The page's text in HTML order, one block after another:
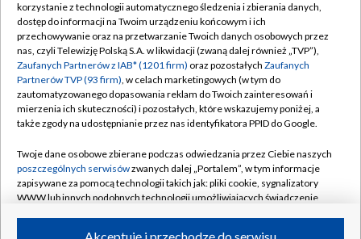
TVP
Abonament TVP
Emisja w TVP
Centrum informacji TVP
Naziemna Telewizja Cyfrowa
Rada Programowa
System NOS
Informacje o nadawcy
Regulamin TVP
Polityka prywatności
Moje zgody
Pomoc
Kontakt
Kanały
korzystanie z technologii automatycznego śledzenia i zbierania danych,
dostęp do informacji na Twoim urządzeniu końcowym i ich
przechowywanie oraz na przetwarzanie Twoich danych osobowych przez
nas, czyli Telewizję Polską S.A. w likwidacji (zwaną dalej również „TVP”),
Zaufanych Partnerów z IAB* (1201 firm) oraz pozostałych Zaufanych
Partnerów TVP (93 firm), w celach marketingowych (w tym do
zautomatyzowanego dopasowania reklam do Twoich zainteresowań i
mierzenia ich skuteczności) i pozostałych, które wskazujemy poniżej, a
także zgody na udostępnianie przez nas identyfikatora PPID do Google.
Twoje dane osobowe zbierane podczas odwiedzania przez Ciebie naszych
poszczególnych serwisówzwanych dalej „Portalem”, w tym informacje
zapisywane za pomocą technologii takich jak: pliki cookie, sygnalizatory
WWW lub innych podobnych technologii umożliwiających świadczenie